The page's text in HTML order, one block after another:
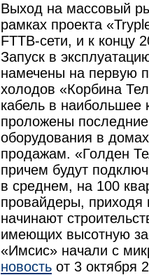
Выход на массовый
рамках проекта
FTTB-сети, и к концу
Запуск в
намечены на первую
холодов «Корбина
кабель в наибольшее
проложены
оборудования в
продажам. «Голден
причем будут
в среднем, на 100
провайдеры,
начинают
имеющих высотную
«Имсис» начали с
новость от 3 октября